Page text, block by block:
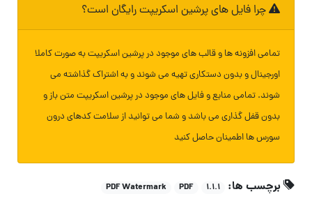
چرا فایل های پرشین اسکریپت رایگان است؟
تمامی افزونه ها و قالب های موجود در پرشین اسکریپت به صورت کاملا
اورجینال و بدون دستکاری تهیه می شوند و به اشتراک گذاشته می
شوند. تمامی منابع و فایل های موجود در پرشین اسکریپت متن باز و
بدون قفل گذاری می باشد و شما می توانید از سلامت کدهای درون
سورس ها اطمینان حاصل کنید
برچسب ها: ۱.۱.۱ PDF
PDF Watermark